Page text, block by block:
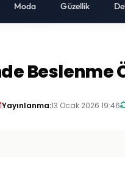
Moda Güzellik
Beslenme
Yayınlanma:13 Ocak 2026 19:46